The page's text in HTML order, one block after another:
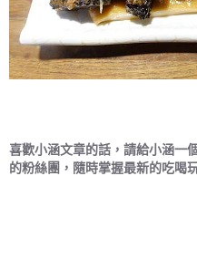
喜歡小涵文章的話，請給小涵一
的粉絲團，隨時掌握最新的吃喝